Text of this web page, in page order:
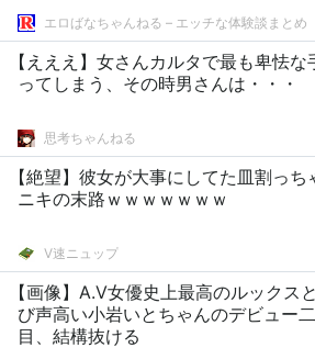
エロばなちゃんねる – エッチな体験談まとめ
【えええ】女さんカルタで最も卑怯な
ってしまう、その時男さんは・・・
思考ちゃんねる
【絶望】彼女が大事にしてた皿割っち
ニキの末路ｗｗｗｗｗｗｗ
V速ニュップ
【画像】A.V女優史上最高のルックス
び声高い小岩いとちゃんのデビュー
目、結構抜ける